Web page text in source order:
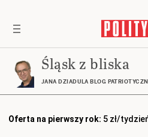
Śląsk z bliska
JANA DZIADULA BLOG
Oferta na pierwszy rok: 5 zł/